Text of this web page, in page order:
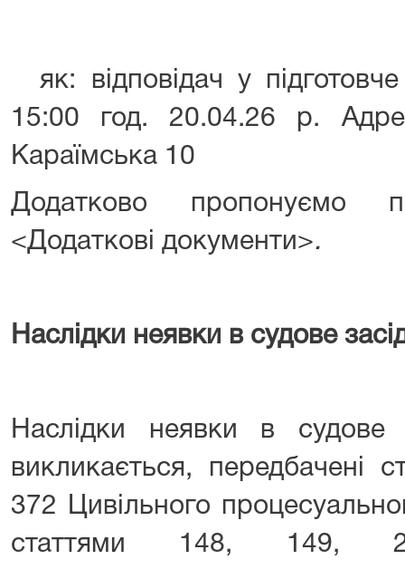
як: відповідач у
15:00 год. 20.04.26 р.
Караїмська 10
Додатково пропонуємо
<Додаткові документи>.
Наслідки неявки в судове
Наслідки неявки в судове
викликається, передбачені
372 Цивільного
статтями 148, 149,